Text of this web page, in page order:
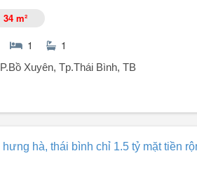
trả hết tiền - Vốn đầu tư bán đầu chỉ 1
đãng.
34 m²
1 1
Xuyên, Tp.Thái Bình, TB
một căn hộ cao cấp ngay trung tâm
hà, thái bình chỉ 1.5 tỷ mặt tiền